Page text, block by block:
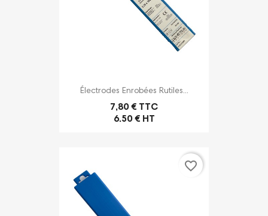
Électrodes Enrobées Rutiles...
7,80 € TTC
6.50 € HT
favorite_border